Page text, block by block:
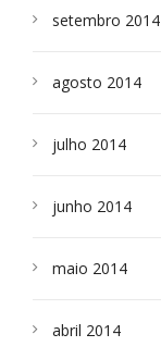
setembro 2014
agosto 2014
julho 2014
junho 2014
maio 2014
abril 2014